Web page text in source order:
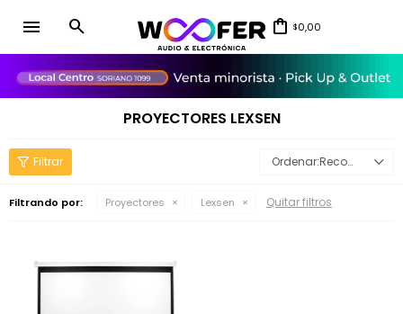
menu $0,00
PROYECTORES LEXSEN
Recomendados
Filtrando por: Proyectores Lexsen Quitar filtros
close